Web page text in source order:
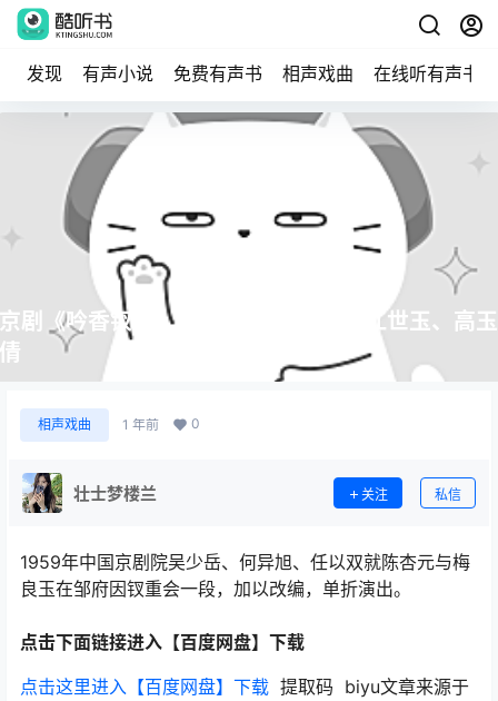
发现 有声小说 免费有声书 相声戏曲 在线听有声书
京剧《吟香钗会》MP3下载 江新蓉、江世玉、高玉
倩
相声戏曲 1 年前 0
壮士梦楼兰 关注 私信
1959年中国京剧院吴少岳、何异旭、任以双就陈杏元与梅
良玉在邹府因钗重会一段，加以改编，单折演出。
点击下面链接进入【百度网盘】下载
点击这里进入【百度网盘】下载 提取码 biyu文章来源于